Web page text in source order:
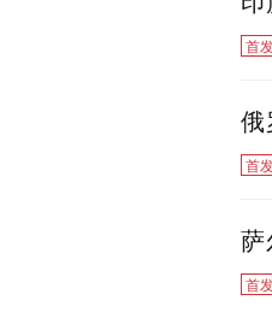
首
首
首